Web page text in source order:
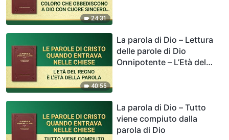
24:31
40:55
La parola di Dio – Lettura
delle parole di Dio
Onnipotente – L’Età del
La parola di Dio – Tutto
viene compiuto dalla
parola di Dio